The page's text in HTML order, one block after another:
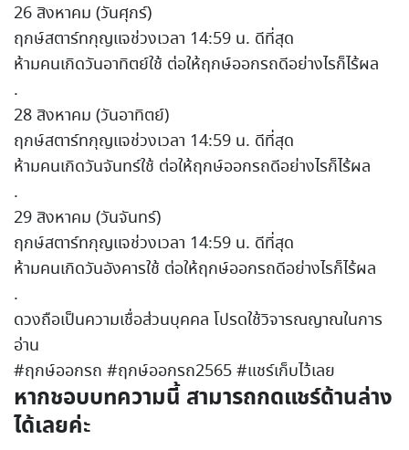
26 สิงหาคม (วันศุกร์)
ฤกษ์สตาร์ทกุญแจช่วงเวลา 14:59 น. ดีที่สุด
ห้ามคนเกิดวันอาทิตย์ใช้ ต่อให้ฤกษ์ออกรถดีอย่างไรก็ไร้ผล
.
28 สิงหาคม (วันอาทิตย์)
ฤกษ์สตาร์ทกุญแจช่วงเวลา 14:59 น. ดีที่สุด
ห้ามคนเกิดวันจันทร์ใช้ ต่อให้ฤกษ์ออกรถดีอย่างไรก็ไร้ผล
.
29 สิงหาคม (วันจันทร์)
ฤกษ์สตาร์ทกุญแจช่วงเวลา 14:59 น. ดีที่สุด
ห้ามคนเกิดวันอังคารใช้ ต่อให้ฤกษ์ออกรถดีอย่างไรก็ไร้ผล
.
ดวงถือเป็นความเชื่อส่วนบุคคล โปรดใช้วิจารณญาณในการ
อ่าน
#ฤกษ์ออกรถ #ฤกษ์ออกรถ2565 #แชร์เก็บไว้เลย
หากชอบบทความนี้ สามารถกดแชร์ด้านล่าง
ได้เลยค่ะ